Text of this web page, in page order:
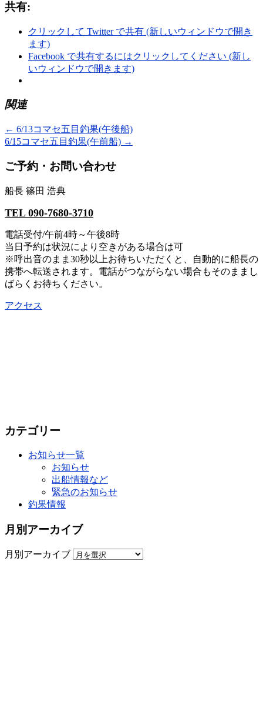
共有:
クリックして Twitter で共有 (新しいウィンドウで開き
ます)
Facebook で共有するにはクリックしてください (新し
いウィンドウで開きます)
関連
← 6/13コマセ五目釣果(午後船)
6/15コマセ五目釣果(午前船) →
ご予約・お問い合わせ
船長 篠田 浩典
TEL 090-7680-3710
電話受付/午前4時～午後8時
当日予約は状況により空きがある場合は可
※呼出音のまま30秒以上お待ちいただくと、自動的に船長の
携帯へ転送されます。電話がつながらない場合もそのままし
ばらくお待ちください。
アクセス
カテゴリー
お知らせ一覧
お知らせ
出船情報など
緊急のお知らせ
釣果情報
月別アーカイブ
月別アーカイブ